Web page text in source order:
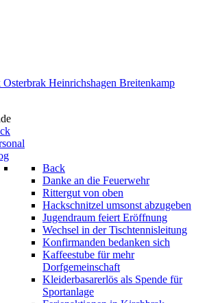
Osterbrak Heinrichshagen Breitenkamp
Back
Danke an die Feuerwehr
Rittergut von oben
Hackschnitzel umsonst abzugeben
Jugendraum feiert Eröffnung
Wechsel in der Tischtennisleitung
Konfirmanden bedanken sich
Kaffeestube für mehr
Dorfgemeinschaft
Kleiderbasarerlös als Spende für
Sportanlage